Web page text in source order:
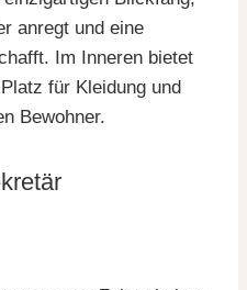
anregt und eine
Im Inneren bietet
für Kleidung und
Bewohner.